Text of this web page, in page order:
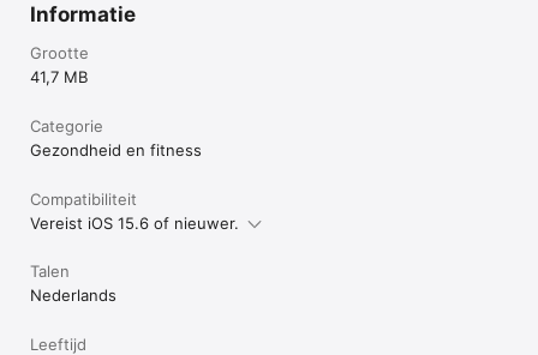
Informatie
Grootte
41,7 MB
Categorie
Gezondheid en fitness
Compatibiliteit
Vereist iOS 15.6 of nieuwer.
Talen
Nederlands
Leeftijd